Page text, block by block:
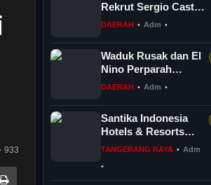
933
Rekrut Sergio Castel,
Perkuat Lini Depan
League...
DAERAH • Adm •
Waduk Rusak dan El
Nino Perparah
Kekeringan, Lahan
Kreman Tegal T...
DAERAH • Adm •
Santika Indonesia
Hotels & Resorts
Kenalkan Dunia
Anak-anak As...
TANGERANG RAYA • Adm
•